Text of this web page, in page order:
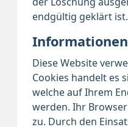
endgültig geklärt ist.
Diese Website
Cookies handelt es
welche auf Ihrem
werden. Ihr
zu. Durch den